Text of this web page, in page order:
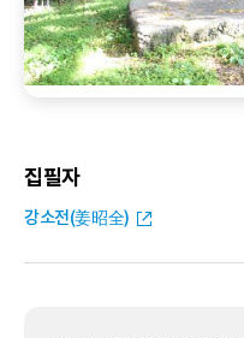
집필자
강소전(姜昭全)